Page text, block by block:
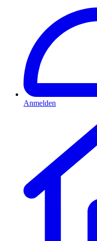
Anmelden